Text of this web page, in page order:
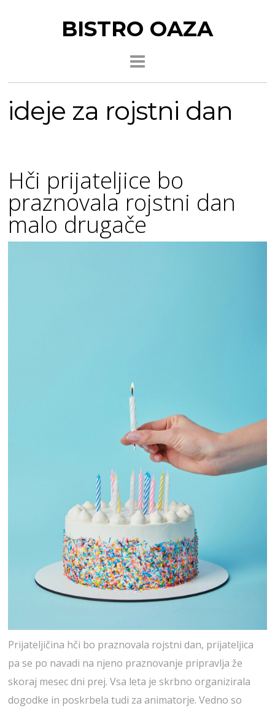
BISTRO OAZA
ideje za rojstni dan
Hči prijateljice bo
praznovala rojstni dan
malo drugače
Prijateljičina hči bo praznovala rojstni dan, prijateljica
pa se po navadi na njeno praznovanje pripravlja že
skoraj mesec dni prej. Vsa leta je skrbno organizirala
dogodke in poskrbela tudi za animatorje. Vedno so